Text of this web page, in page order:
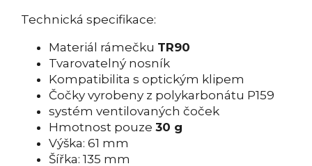
Technická specifikace:
Materiál rámečku TR90
Tvarovatelný nosník
Kompatibilita s optickým klipem
Čočky vyrobeny z polykarbonátu P159
systém ventilovaných čoček
Hmotnost pouze 30 g
Výška: 61 mm
Šířka: 135 mm